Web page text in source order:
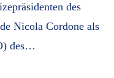
des
Nicola Cordone als
des…